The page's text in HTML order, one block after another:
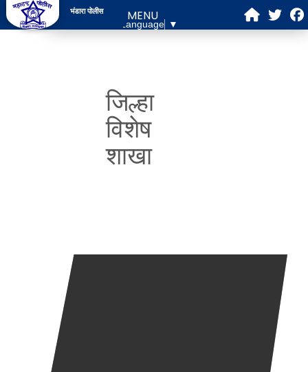
भंडारा पोलीस MENU
Select Language ▼
वरिष्ठ पोलीस अधिकारी
भंडारा पोलीस नकाशा
उपक्रम
जिल्हा
विशेष
शाखा